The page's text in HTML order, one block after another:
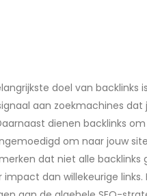
doel van
aan zoekmachines
dienen backlinks
om naar jouw
dat niet alle backlinks
dan willekeurige links.